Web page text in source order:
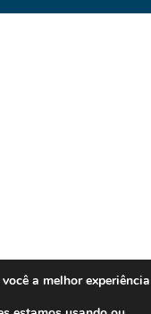
a melhor experiência